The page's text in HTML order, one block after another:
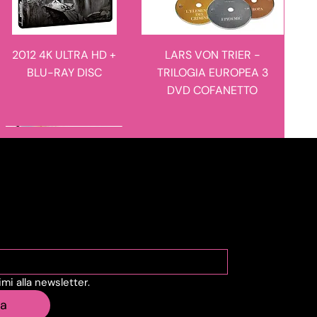
2012 4K ULTRA HD +
BLU-RAY DISC
LARS VON TRIER -
TRILOGIA EUROPEA 3
DVD COFANETTO
novità in arrivo
MANIE-MANIE - I
RACCONTI DEL
novità in arrivo
alla newsletter.